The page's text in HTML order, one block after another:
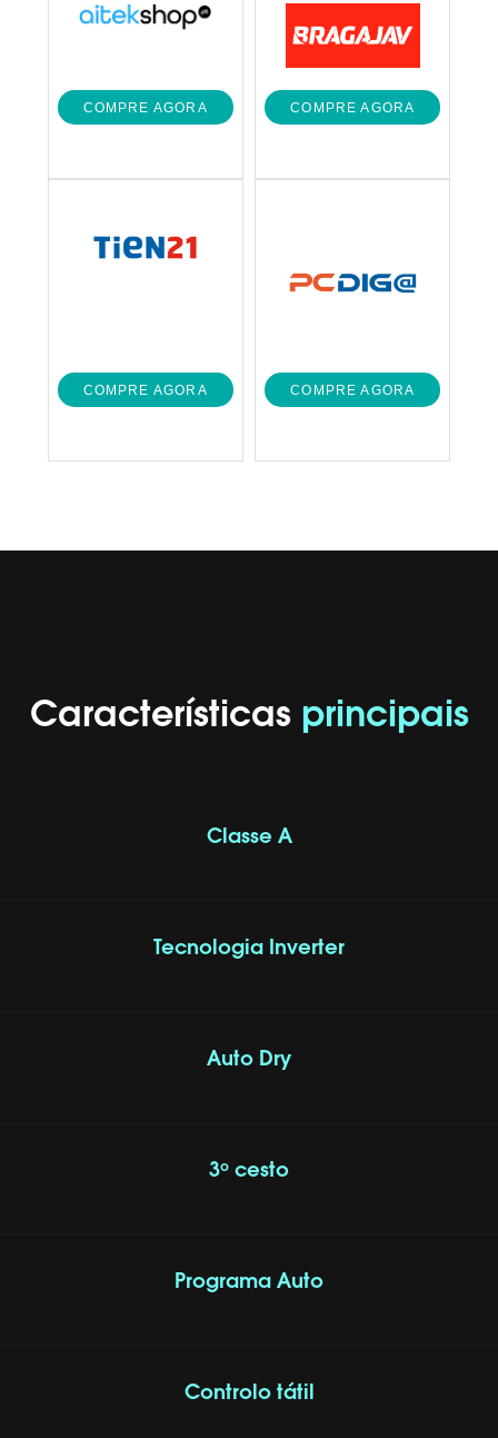
COMPRE AGORA COMPRE AGORA
COMPRE AGORA COMPRE AGORA
Características principais
Classe A
Tecnologia Inverter
Auto Dry
3º cesto
Programa Auto
Controlo tátil